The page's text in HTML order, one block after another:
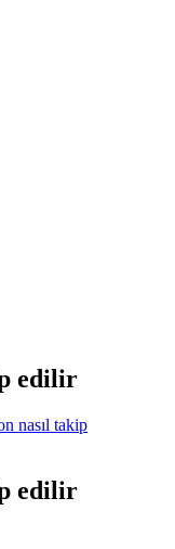
edilir
nasıl takip
edilir